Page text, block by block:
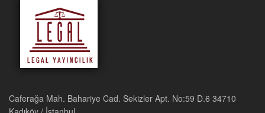
Caferağa Mah. Bahariye Cad. Sekizler Apt. No:59 D.6 34710